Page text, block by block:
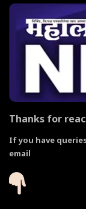
Thanks for
If you have
email